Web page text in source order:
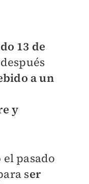
13 de
a un
y
pasado
ser